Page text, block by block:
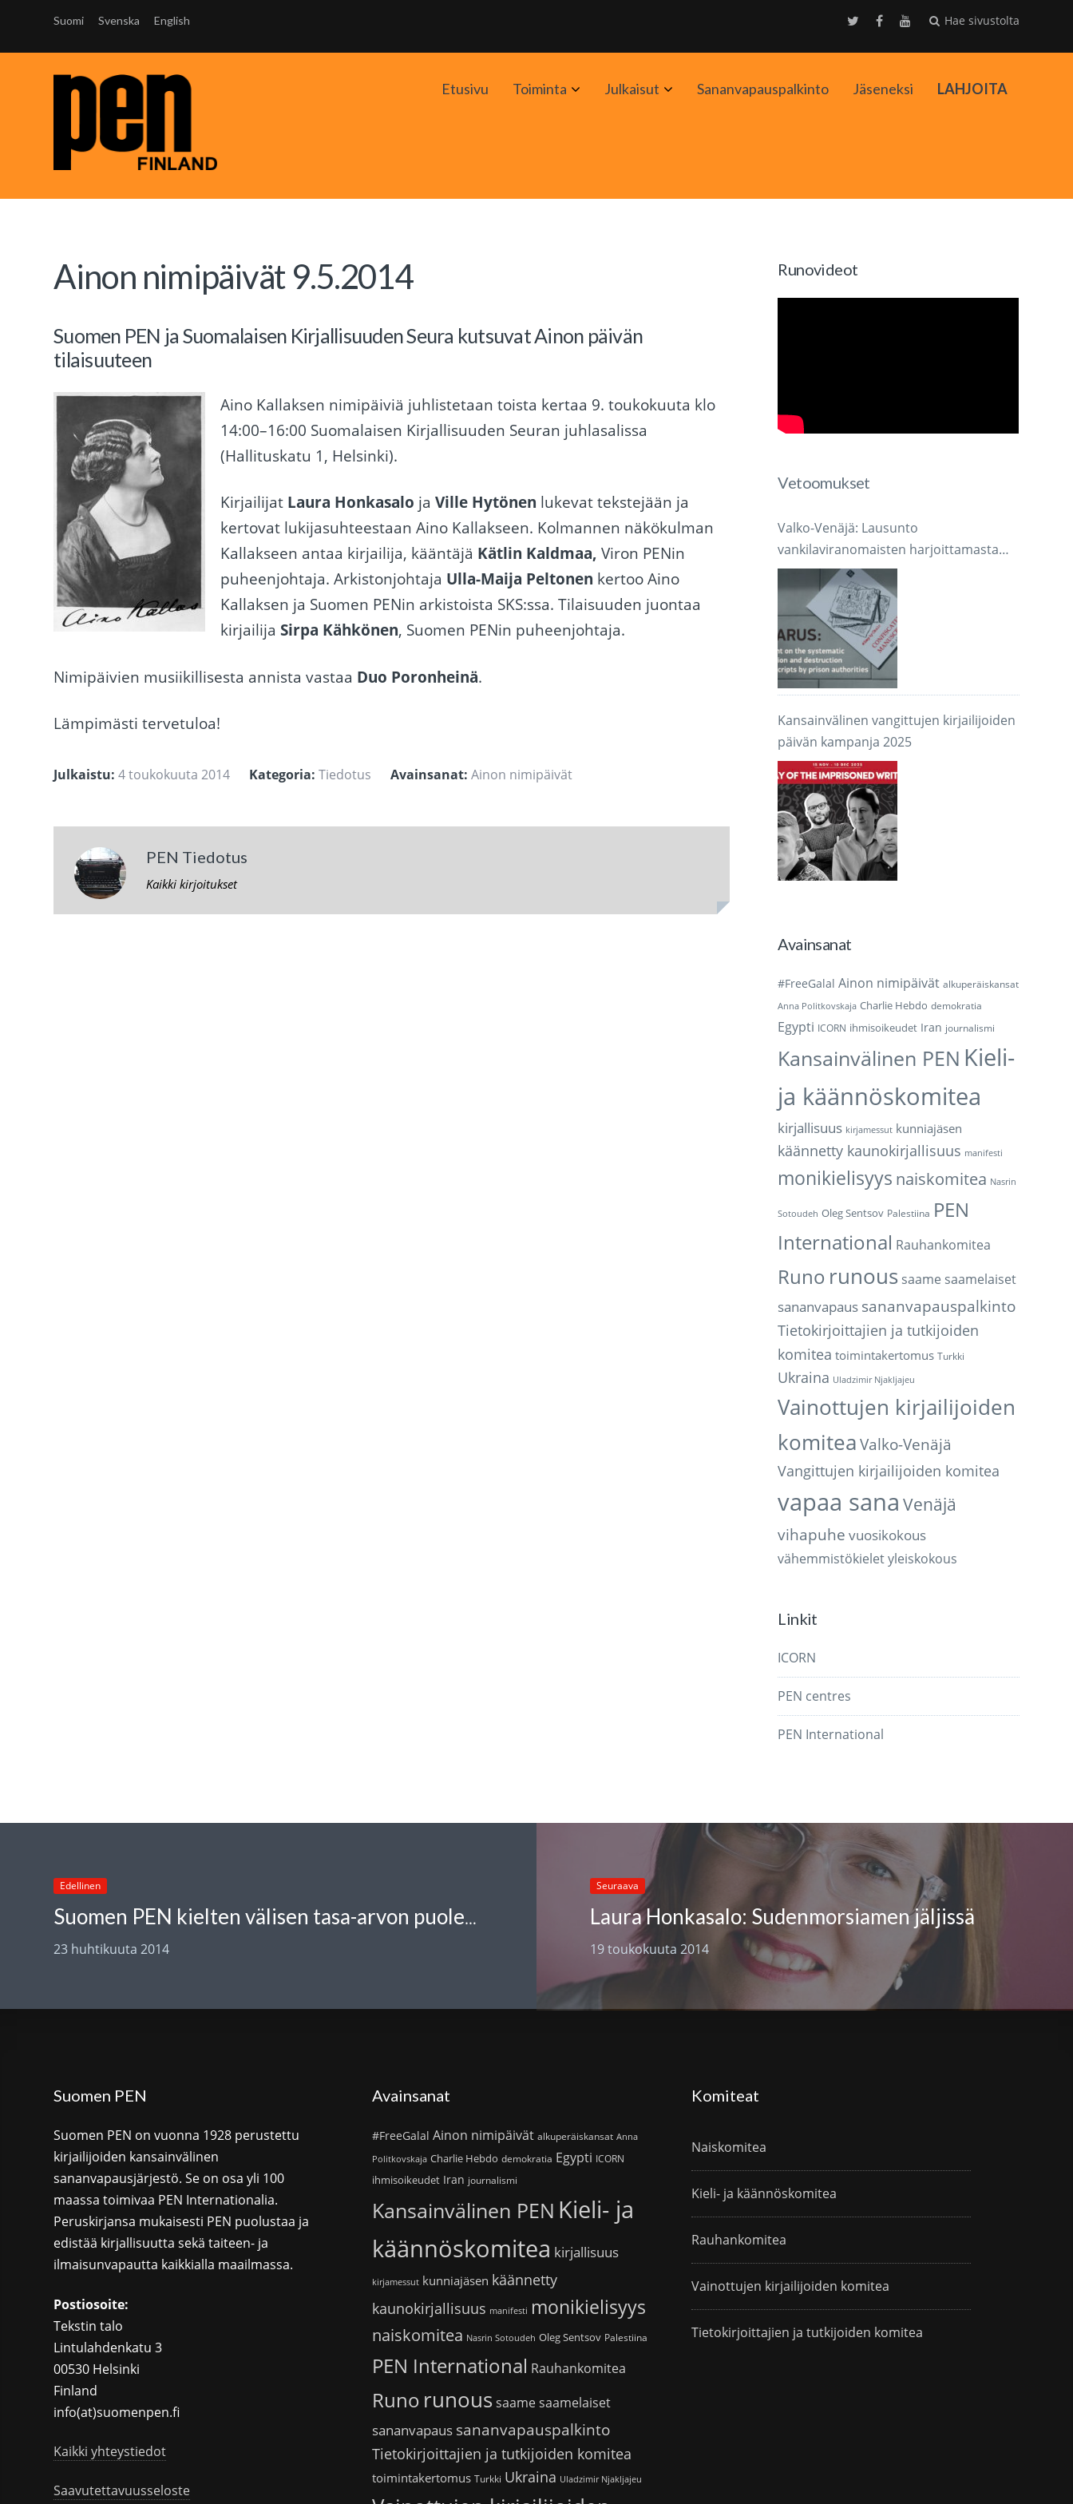
Suomi Svenska English Hae sivustolta
Etusivu Toiminta AvaaJulkaisut AvaaSananvapauspalkinto Jäseneksi LAHJOITA
Ainon nimipäivät 9.5.2014
Suomen PEN ja Suomalaisen Kirjallisuuden Seura kutsuvat Ainon päivän
tilaisuuteen
Aino Kallaksen nimipäiviä juhlistetaan toista kertaa 9. toukokuuta klo
14:00–16:00 Suomalaisen Kirjallisuuden Seuran juhlasalissa
(Hallituskatu 1, Helsinki).
Kirjailijat Laura Honkasalo jaVille Hytönen lukevat tekstejään ja
kertovat lukijasuhteestaan Aino Kallakseen. Kolmannen näkökulman
Kallakseen antaa kirjailija, kääntäjä Kätlin Kaldmaa,Viron PENin
puheenjohtaja. Arkistonjohtaja Ulla-Maija Peltonen kertoo Aino
Kallaksen ja Suomen PENin arkistoista SKS:ssa. Tilaisuuden juontaa
kirjailijaSirpa Kähkönen, Suomen PENin puheenjohtaja.
Nimipäivien musiikillisesta annista vastaa Duo Poronheinä.
Lämpimästi tervetuloa!
Julkaistu: 4 toukokuuta 2014 Kategoria: Tiedotus Avainsanat: Ainon nimipäivät
PEN Tiedotus
Kaikki kirjoitukset
Runovideot
Vetoomukset
Valko-Venäjä: Lausunto
vankilaviranomaisten harjoittamasta
järjestelmällisestä käsikirjoitusten
takavarikoinnista ja tuhoamisesta
Kansainvälinen vangittujen kirjailijoiden
päivän kampanja 2025
Avainsanat
#FreeGalal Ainon nimipäivät alkuperäiskansat
Anna Politkovskaja Charlie Hebdo demokratia
Egypti ICORN ihmisoikeudet Iran journalismi
Kansainvälinen PEN Kieli-
ja käännöskomitea
kirjallisuus kirjamessut kunniajäsen
käännetty kaunokirjallisuus manifesti
monikielisyys naiskomitea Nasrin
Sotoudeh Oleg Sentsov Palestiina PEN
International Rauhankomitea
Runo runous saame saamelaiset
sananvapaus sananvapauspalkinto
Tietokirjoittajien ja tutkijoiden
komitea toimintakertomus Turkki
Ukraina Uladzimir Njakljajeu
Vainottujen kirjailijoiden
komitea Valko-Venäjä
Vangittujen kirjailijoiden komitea
vapaa sana Venäjä
vihapuhe vuosikokous
vähemmistökieletyleiskokous
Linkit
ICORN
PEN centres
PEN International
Edellinen
Suomen PEN kielten välisen tasa-arvon puolesta
23 huhtikuuta 2014
Seuraava
Laura Honkasalo: Sudenmorsiamen jäljissä
19 toukokuuta 2014
Suomen PEN
Suomen PEN on vuonna 1928 perustettu
kirjailijoiden kansainvälinen
sananvapausjärjestö. Se on osa yli 100
maassa toimivaa PEN Internationalia.
Peruskirjansa mukaisesti PEN puolustaa ja
edistää kirjallisuutta sekä taiteen- ja
ilmaisunvapautta kaikkialla maailmassa.
Postiosoite:
Tekstin talo
Lintulahdenkatu 3
00530 Helsinki
Finland
info(at)suomenpen.fi
Kaikki yhteystiedot
Saavutettavuusseloste
Avainsanat
#FreeGalal Ainon nimipäivät alkuperäiskansat Anna
Politkovskaja Charlie Hebdo demokratia Egypti ICORN
ihmisoikeudet Iran journalismi
Kansainvälinen PEN Kieli- ja
käännöskomitea kirjallisuus
kirjamessut kunniajäsen käännetty
kaunokirjallisuus manifesti monikielisyys
naiskomitea Nasrin Sotoudeh Oleg Sentsov Palestiina
PEN International Rauhankomitea
Runo runoussaamesaamelaiset
sananvapaus sananvapauspalkinto
Tietokirjoittajien ja tutkijoiden komitea
toimintakertomus Turkki Ukraina Uladzimir Njakljajeu
Komiteat
Naiskomitea
Kieli- ja käännöskomitea
Rauhankomitea
Vainottujen kirjailijoiden komitea
Tietokirjoittajien ja tutkijoiden komitea